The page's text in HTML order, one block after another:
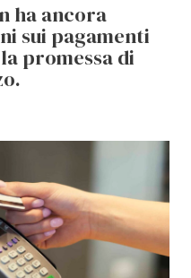
ha ancora
sui pagamenti
promessa di